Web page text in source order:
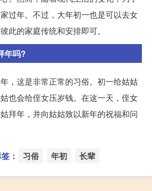
过年。不过，大年初一也是可以去女
此的家庭传统和安排即可。
年吗?
，这是非常正常的习俗。初一给姑姑
也会给侄女压岁钱。在这一天，侄女
拜年，并向姑姑致以新年的祝福和问
： 习俗 年初 长辈